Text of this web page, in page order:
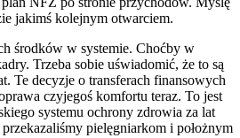
jakimś kolejnym otwarciem.
środków w systemie. Choćby w
Trzeba sobie uświadomić, że to są
Te decyzje o transferach finansowych
czyjegoś komfortu teraz. To jest
systemu ochrony zdrowia za lat
pielęgniarkom i położnym